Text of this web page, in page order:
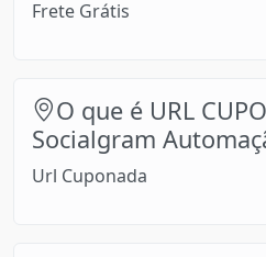
Frete Grátis
O que é URL
Socialgram
Url Cuponada